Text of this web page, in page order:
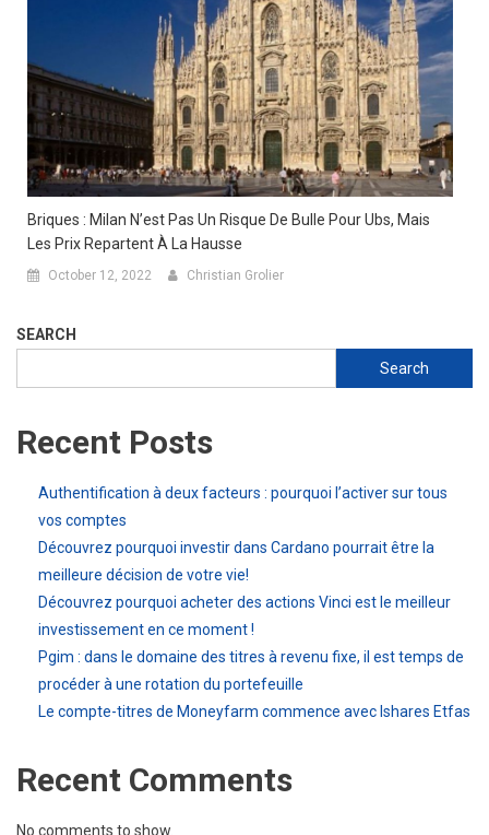
Briques : Milan N’est Pas Un Risque De Bulle Pour Ubs, Mais
Les Prix Repartent À La Hausse
October 12, 2022 Christian Grolier
SEARCH
Search
Recent Posts
Authentification à deux facteurs : pourquoi l’activer sur tous
vos comptes
Découvrez pourquoi investir dans Cardano pourrait être la
meilleure décision de votre vie!
Découvrez pourquoi acheter des actions Vinci est le meilleur
investissement en ce moment !
Pgim : dans le domaine des titres à revenu fixe, il est temps de
procéder à une rotation du portefeuille
Le compte-titres de Moneyfarm commence avec Ishares Etfas
Recent Comments
No comments to show.